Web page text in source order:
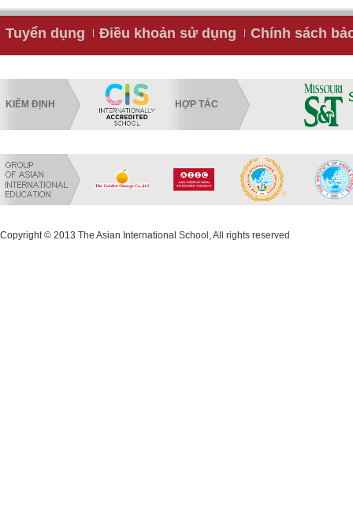
Tuyển dụng Điều khoản sử dụng Chính sách
KIỂM ĐỊNH HỢP TÁC
Copyright © 2013 The Asian International School, All rights reserved